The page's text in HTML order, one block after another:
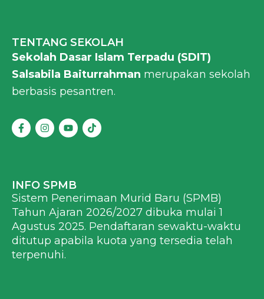
TENTANG SEKOLAH
Sekolah Dasar Islam Terpadu (SDIT)
Salsabila Baiturrahman merupakan sekolah
berbasis pesantren.
F
a
o
k
-
f
I
n
r
a
m
Y
o
e
T
i
INFO SPMB
Sistem Penerimaan Murid Baru (SPMB)
Tahun Ajaran 2026/2027 dibuka mulai 1
Agustus 2025. Pendaftaran sewaktu-waktu
ditutup apabila kuota yang tersedia telah
terpenuhi.